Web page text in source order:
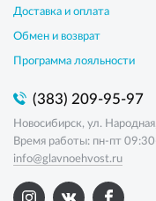
Доставка и оплата
Обмен и возврат
Программа лояльности
(383) 209-95-97
Новосибирск, ул.
Время работы: пн-пт
info@glavnoehvost.ru